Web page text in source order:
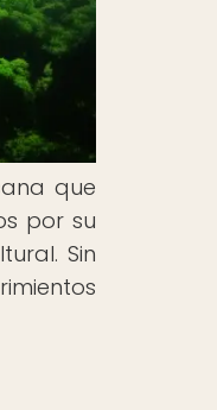
que
por su
Sin